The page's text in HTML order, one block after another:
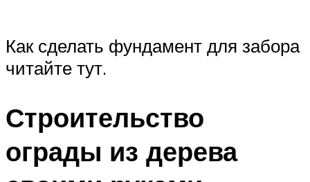
Как сделать фундамент для забора
читайте тут.
Строительство
ограды из дерева